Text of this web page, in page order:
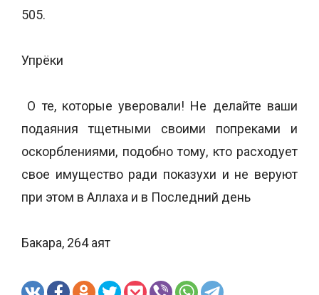
505.
Упрёки
О те, которые уверовали! Не делайте ваши
подаяния тщетными своими попреками и
оскорблениями, подобно тому, кто расходует
свое имущество ради показухи и не веруют
при этом в Аллаха и в Последний день
Бакара, 264 аят